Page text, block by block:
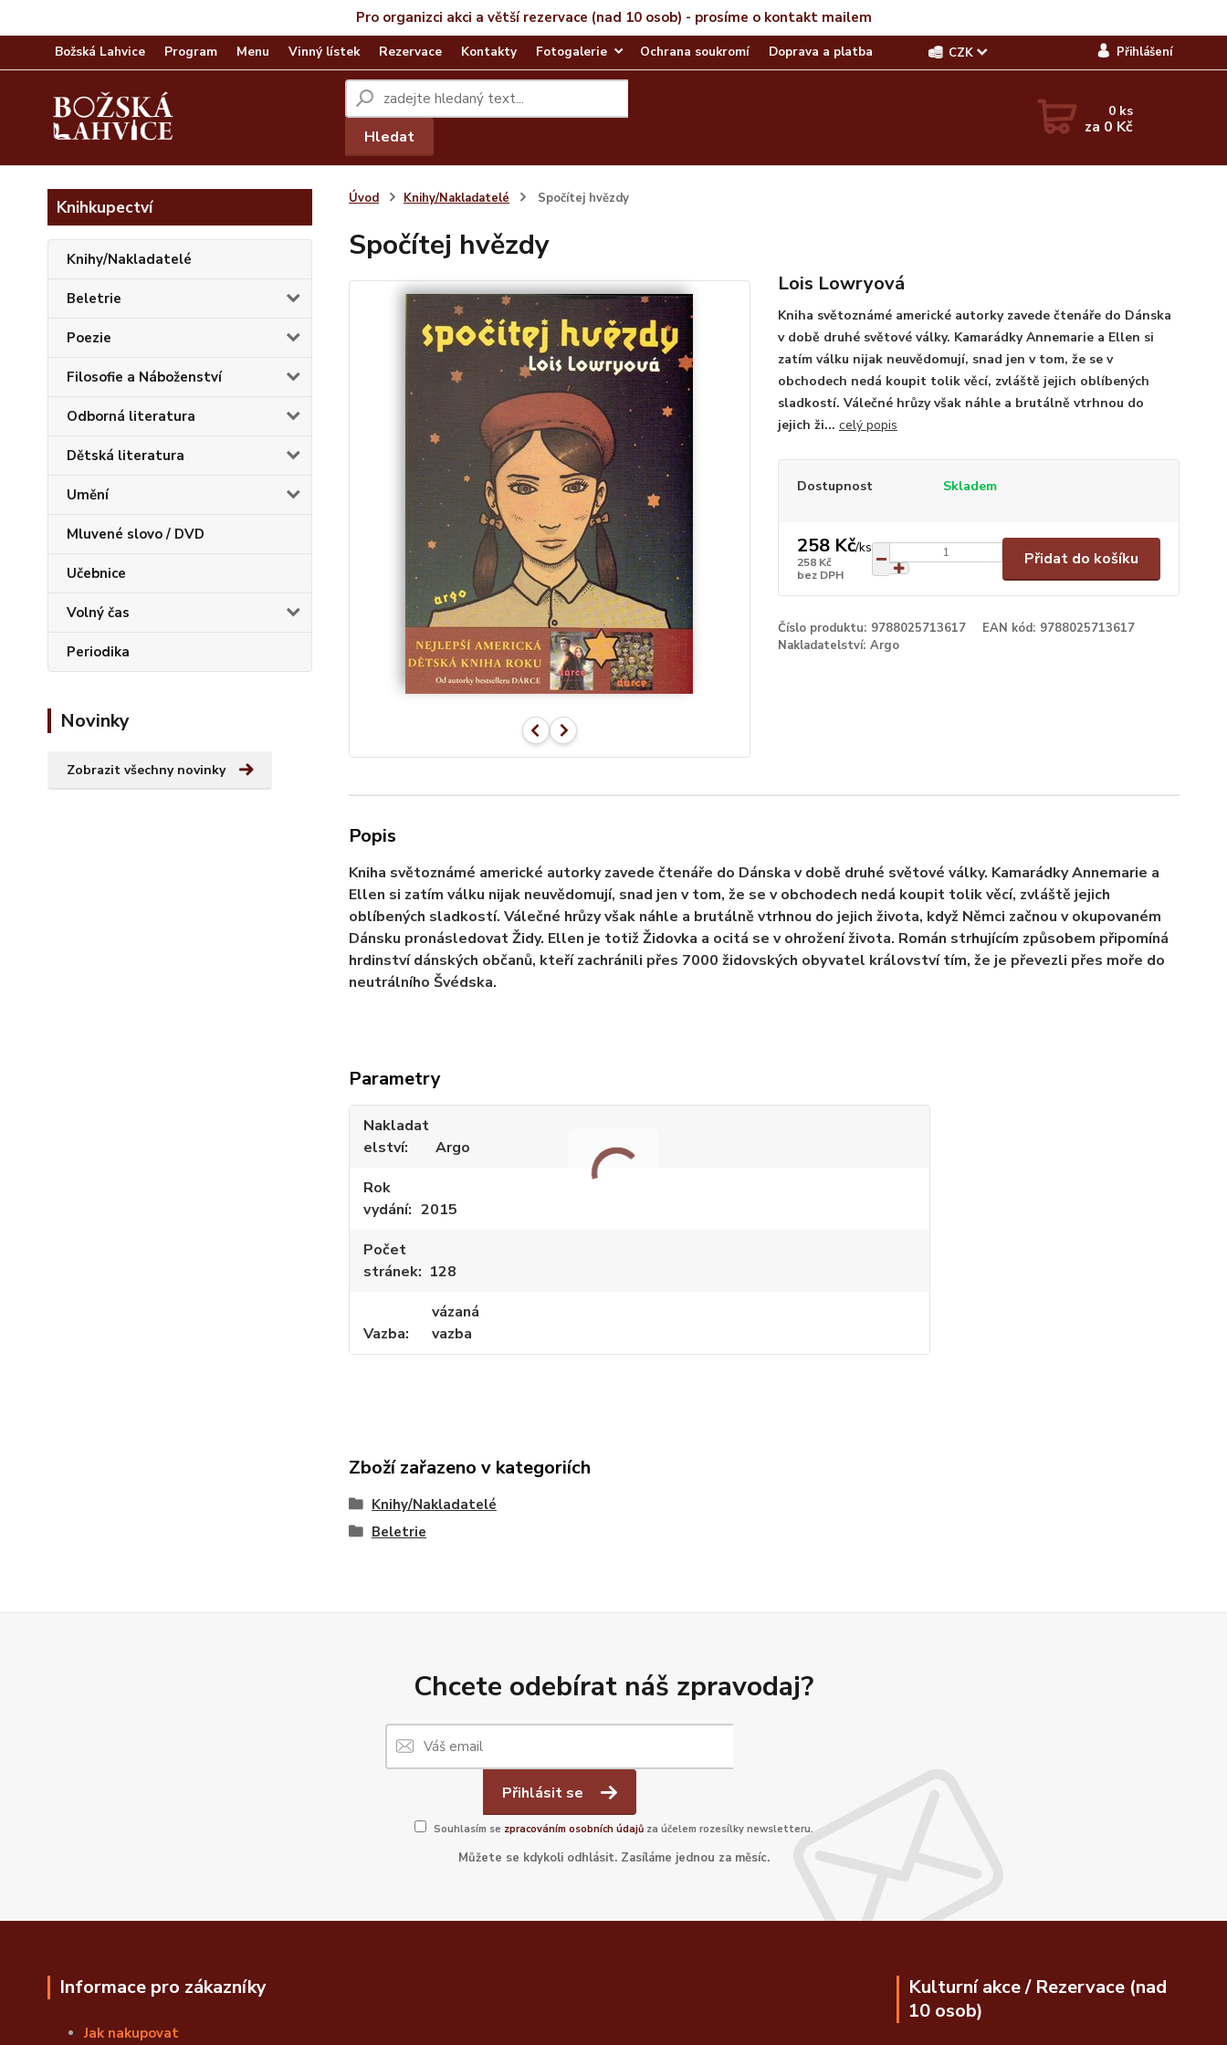
Pro organizci akci a větší rezervace (nad 10 osob) - prosíme o kontakt mailem
Božská Lahvice Program Menu Vinný lístek Rezervace Kontakty Fotogalerie Ochrana soukromí Doprava a platba CZK Přihlášení
Hledat
0 ks
za 0 Kč
Knihkupectví
Knihy/Nakladatelé
Beletrie
Poezie
Filosofie a Náboženství
Odborná literatura
Dětská literatura
Umění
Mluvené slovo / DVD
Učebnice
Volný čas
Periodika
Novinky
Zobrazit všechny novinky
Úvod Knihy/Nakladatelé Spočítej hvězdy
Spočítej hvězdy
Lois Lowryová
Kniha světoznámé americké autorky zavede čtenáře do Dánska
v době druhé světové války. Kamarádky Annemarie a Ellen si
zatím válku nijak neuvědomují, snad jen v tom, že se v
obchodech nedá koupit tolik věcí, zvláště jejich oblíbených
sladkostí. Válečné hrůzy však náhle a brutálně vtrhnou do
jejich ži... celý popis
Dostupnost Skladem
258 Kč/ks
258 Kč
bez DPH
Přidat do košíku
Číslo produktu: 9788025713617 EAN kód: 9788025713617
Nakladatelství: Argo
Popis
Kniha světoznámé americké autorky zavede čtenáře do Dánska v době druhé světové války. Kamarádky Annemarie a
Ellen si zatím válku nijak neuvědomují, snad jen v tom, že se v obchodech nedá koupit tolik věcí, zvláště jejich
oblíbených sladkostí. Válečné hrůzy však náhle a brutálně vtrhnou do jejich života, když Němci začnou v okupovaném
Dánsku pronásledovat Židy. Ellen je totiž Židovka a ocitá se v ohrožení života. Román strhujícím způsobem připomíná
hrdinství dánských občanů, kteří zachránili přes 7000 židovských obyvatel království tím, že je převezli přes moře do
neutrálního Švédska.
Parametry
Nakladat
elství
Argo
Rok
vydání
2015
Počet
stránek
128
Vazba
vázaná
vazba
Zboží zařazeno v kategoriích
Knihy/Nakladatelé
Beletrie
Chcete odebírat náš zpravodaj?
Přihlásit se
Souhlasím se zpracováním osobních údajůza účelem rozesílky newsletteru.
Můžete se kdykoli odhlásit. Zasíláme jednou za měsíc.
Informace pro zákazníky
Jak nakupovat
Kulturní akce / Rezervace (nad
10 osob)